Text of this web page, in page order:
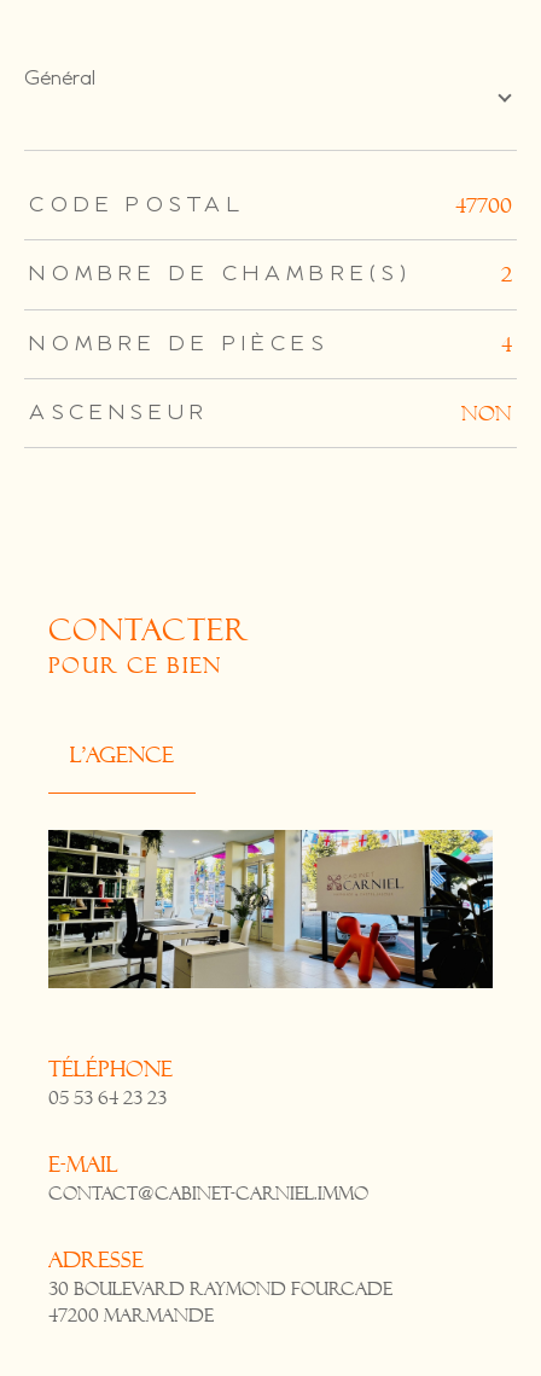
général
TRAD_ZEPHYR_Caracteristique TRAD_ZEPHYR_Valeurs
CODE POSTAL 47700
NOMBRE DE CHAMBRE(S) 2
NOMBRE DE PIÈCES 4
ASCENSEUR NON
CONTACTER
POUR CE BIEN
L'agence
Téléphone
05 53 64 23 23
E-mail
contact@cabinet-carniel.immo
Adresse
30 Boulevard Raymond Fourcade
47200 Marmande